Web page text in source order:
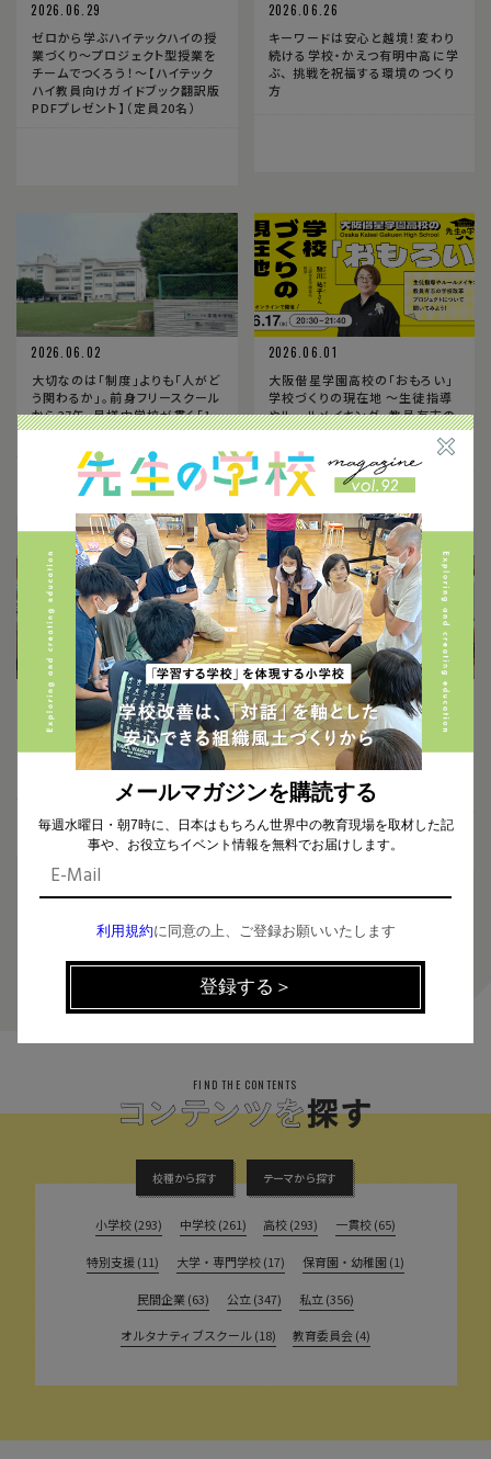
2026.06.29
ゼロから学ぶハイテックハイの授
業づくり〜プロジェクト型授業を
チームでつくろう！〜【ハイテック
ハイ教員向けガイドブック翻訳版
PDFプレゼント】（定員20名）
2026.06.26
キーワードは安心と越境！変わり
続ける学校・かえつ有明中高に学
ぶ、 挑戦を祝福する環境のつくり
方
2026.06.02
大切なのは「制度」よりも「人がど
う関わるか」。前身フリースクール
から27年、星槎中学校が貫く「1
対1の関わりが26通りある」教育
2026.06.01
大阪偕星学園高校の「おもろい」
学校づくりの現在地 〜生徒指導
やルールメイキング、 教員有志の
学校改革プロジェクトについて聞
いてみよう！〜
2026.05.12
100年続くハワイの名門校で学
ぶ、アート×探究学習。10名限定
の学費無料枠も。教員向け研修
が2026年7月に開催！
2026.04.29
ピースフルな関係づくりを学ぶ、
川西こども園のPSP（ピースフル
スクールプログラム）。導入から4
年、子ども・先生・保護者に起き
た変化とは？
FIND THE CONTENTS
校種から探す テーマから探す
小学校 (293) 中学校 (261) 高校 (293) 一貫校 (65)
特別支援 (11) 大学・専門学校 (17) 保育園・幼稚園 (1)
民間企業 (63) 公立 (347) 私立 (356)
オルタナティブスクール (18) 教育委員会 (4)
メールマガジンを購読する
毎週水曜日・朝7時に、日本はもちろん世界中の教育現場を取材した記
事や、お役立ちイベント情報を無料でお届けします。
利用規約に同意の上、ご登録お願いいたします